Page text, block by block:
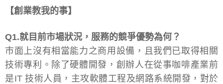
【創業教我的事】
Q1.就目前市場狀況，服務的競爭優勢為何？
市面上沒有相當能力之商用設備，且我們已取得相關
技術專利。除了硬體開發，創辦人在從事咖啡產業前
是IT 技術人員，主攻軟體工程及網路系統開發，對於